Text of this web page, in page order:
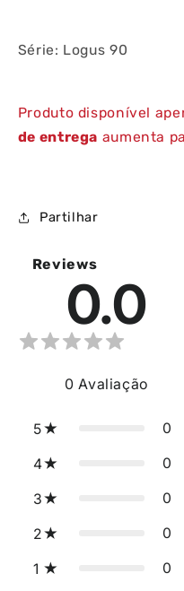
Série: Logus 90
Produto disponível
de entrega aumenta
Partilhar
Reviews
0.0
0 Avaliação
5 0
4 0
3 0
2 0
1 0